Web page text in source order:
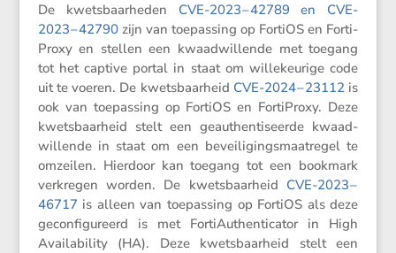
De kwets­baar­heden CVE-2023 – 42789 en CVE-
2023 – 42790zijn van toepas­sing op FortiOS en Forti­
Proxy en stellen een kwaad­wil­lende met toegang
tot het captive portal in staat om wille­keu­rige code
uit te voeren. De kwets­baar­heid CVE-2024 – 23112 is
ook van toepas­sing op FortiOS en Forti­Proxy. Deze
kwets­baar­heid stelt een geauthen­ti­seerde kwaad­
wil­lende in staat om een bevei­li­gings­maat­regel te
omzeilen. Hierdoor kan toegang tot een bookmark
verkregen worden. De kwets­baar­heid CVE-2023 –
46717 is alleen van toepas­sing op FortiOS als deze
gecon­fi­gu­reerd is met Forti­Au­then­ti­cator in High
Availa­bi­lity (HA). Deze kwets­baar­heid stelt een